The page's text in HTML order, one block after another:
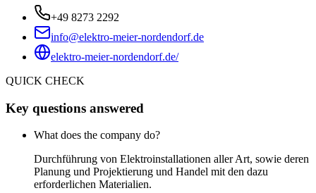
+49 8273 2292
info@elektro-meier-nordendorf.de
elektro-meier-nordendorf.de/
QUICK CHECK
Key questions answered
What does the company do?
Durchführung von Elektroinstallationen aller Art, sowie deren
Planung und Projektierung und Handel mit den dazu
erforderlichen Materialien.